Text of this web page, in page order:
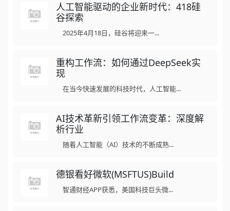
人工智能驱动的企业新时代：418硅
谷探索
2025年4月18日，硅谷将迎来一...
重构工作流：如何通过DeepSeek实
现
在当今快速发展的科技时代，人工智能...
AI技术革新引领工作流变革：深度解
析行业
随着人工智能（AI）技术的不断成熟...
德银看好微软(MSFTUS)Build
智通财经APP获悉，美国科技巨头微...